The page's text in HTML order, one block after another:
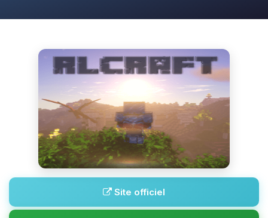
Site officiel